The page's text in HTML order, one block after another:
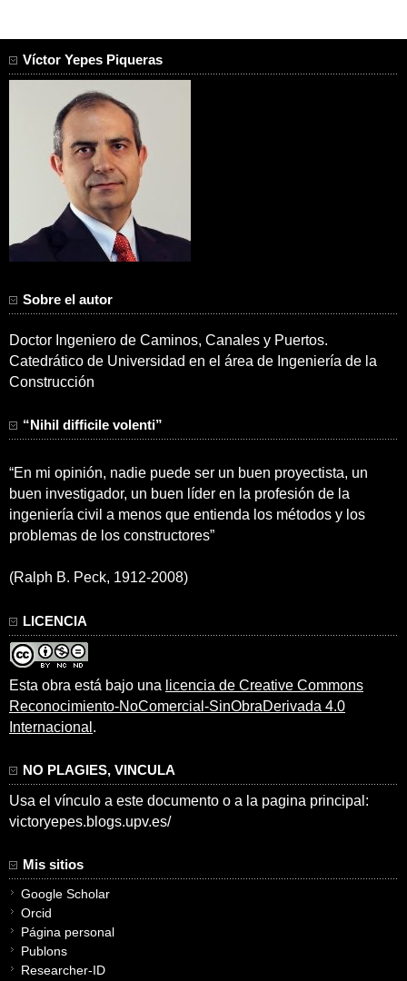
Víctor Yepes Piqueras
Sobre el autor
Doctor Ingeniero de Caminos, Canales y Puertos.
Catedrático de Universidad en el área de Ingeniería de la
Construcción
“Nihil difficile volenti”
“En mi opinión, nadie puede ser un buen proyectista, un
buen investigador, un buen líder en la profesión de la
ingeniería civil a menos que entienda los métodos y los
problemas de los constructores”
(Ralph B. Peck, 1912-2008)
LICENCIA
Esta obra está bajo una licencia de Creative Commons
Reconocimiento-NoComercial-SinObraDerivada 4.0
Internacional .
NO PLAGIES, VINCULA
Usa el vínculo a este documento o a la pagina principal:
victoryepes.blogs.upv.es/
Mis sitios
Google Scholar
Orcid
Página personal
Publons
Researcher-ID